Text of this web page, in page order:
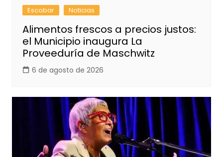
Escobar Noticias
Alimentos frescos a precios justos:
el Municipio inaugura La
Proveeduría de Maschwitz
6 de agosto de 2026